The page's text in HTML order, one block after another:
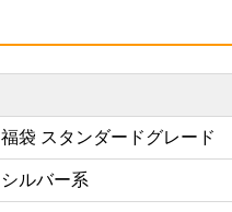
福袋 スタンダードグレード
シルバー系